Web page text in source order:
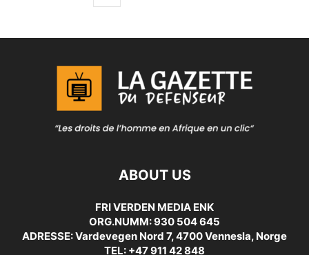
ABOUT US
FRI VERDEN MEDIA ENK
ORG.NUMM: 930 504 645
ADRESSE: Vardevegen Nord 7, 4700 Vennesla, Norge
TEL: +47 911 42 848